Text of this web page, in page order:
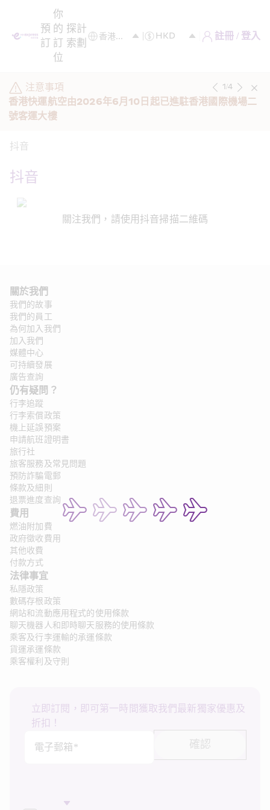
預
訂
你
的
訂
位
探
索
計
劃
註冊 / 登入
注意事項
香港快運航空由2026年6月10日起已進駐香港國際機場二
號客運大樓
1/4
抖音
抖音
關注我們，請使用抖音掃描二維碼
關於我們
我們的故事
我們的員工
為何加入我們
加入我們
媒體中心
可持續發展
廣告查詢
仍有疑問？
行李追蹤
行李索償政策
機上延誤預案
申請航班證明書
旅行社
旅客服務及常見問題
預防詐騙電郵
條款及細則
退票進度查詢
費用
燃油附加費
政府徵收費用
其他收費
付款方式
法律事宜
私隱政策
數碼存根政策
網站和流動應用程式的使用條款
聊天機器人和即時聊天服務的使用條款
乘客及行李運輸的承運條款
貨運承運條款
乘客權利及守則
立即訂閱，即可第一時間獲取我們最新獨家優惠及
折扣！
電子郵箱*
確認